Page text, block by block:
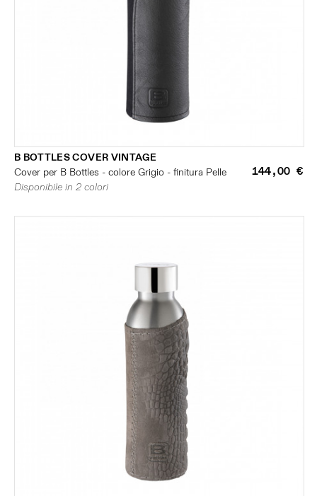
B BOTTLES COVER VINTAGE
Cover per B Bottles - colore Grigio - finitura Pelle
144,00 €
Disponibile in 2 colori